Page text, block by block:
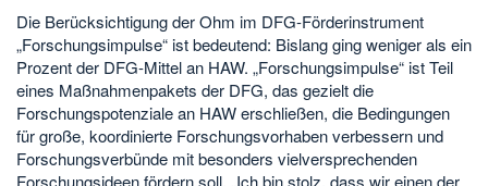
Die Berücksichtigung der Ohm im DFG-Förderinstrument
„Forschungsimpulse“ ist bedeutend: Bislang ging weniger als ein
Prozent der DFG-Mittel an HAW. „Forschungsimpulse“ ist Teil
eines Maßnahmenpakets der DFG, das gezielt die
Forschungspotenziale an HAW erschließen, die Bedingungen
für große, koordinierte Forschungsvorhaben verbessern und
Forschungsverbünde mit besonders vielversprechenden
Forschungsideen fördern soll. „Ich bin stolz, dass wir einen der